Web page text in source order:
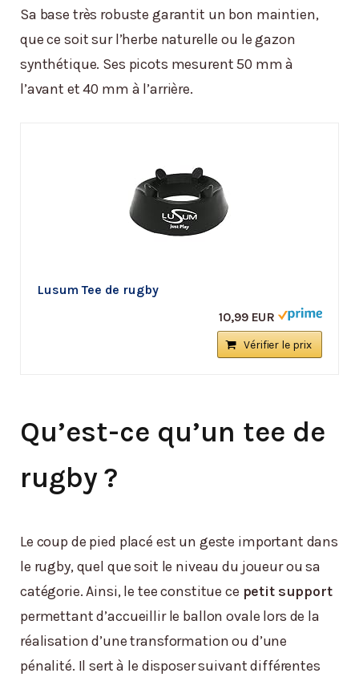
Sa base très robuste garantit un bon maintien,
que ce soit sur l’herbe naturelle ou le gazon
synthétique. Ses picots mesurent 50 mm à
l’avant et 40 mm à l’arrière.
Lusum Tee de rugby
10,99 EUR
Vérifier le prix
Qu’est-ce qu’un tee de
rugby ?
Le coup de pied placé est un geste important dans
le rugby, quel que soit le niveau du joueur ou sa
catégorie. Ainsi, le tee constitue ce petit support
permettant d’accueillir le ballon ovale lors de la
réalisation d’une transformation ou d’une
pénalité. Il sert à le disposer suivant différentes